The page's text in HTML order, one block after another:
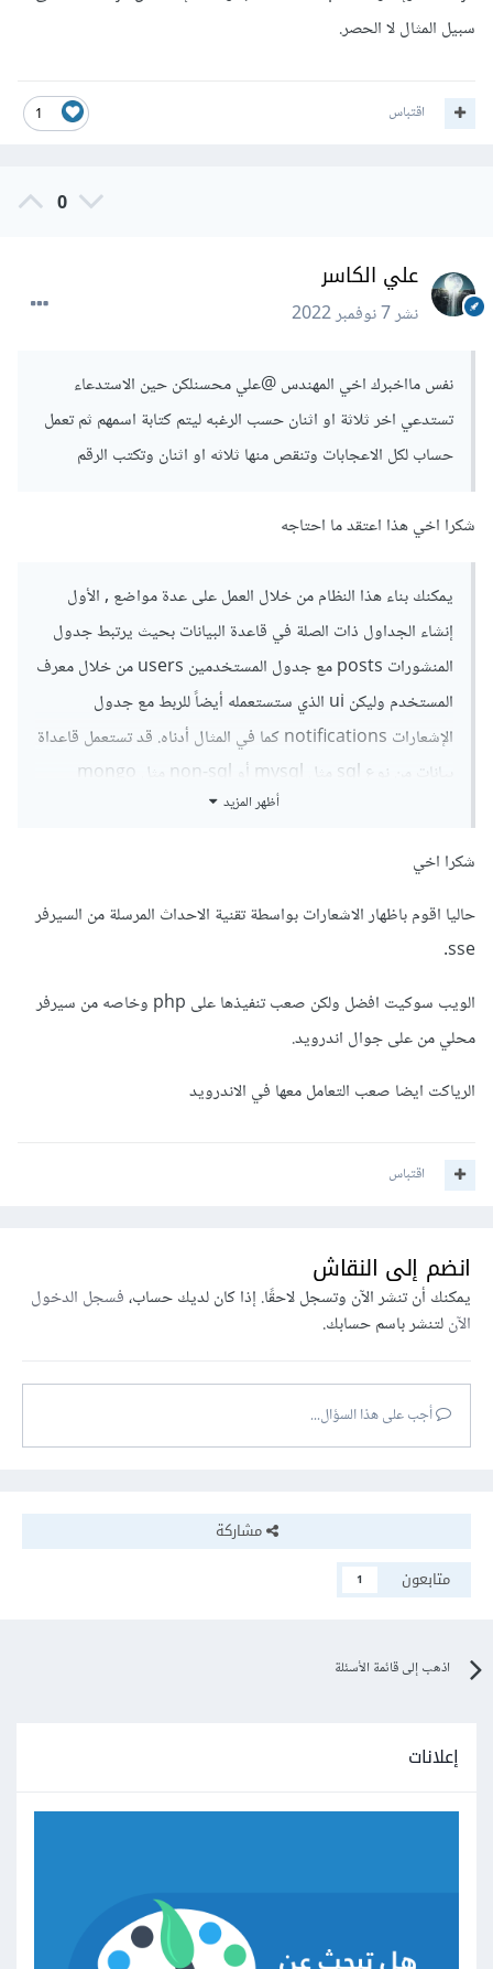
سبيل المثال لا الحصر.
1 اقتباس
0
علي الكاسر
نشر7 نوفمبر 2022
نفس مااخبرك اخي المهندس@علي محسنلكن حين الاستدعاء
تستدعي اخر ثلاثة او اثنان حسب الرغبه ليتم كتابة اسمهم ثم تعمل
حساب لكل الاعجابات وتنقص منها ثلاثه او اثنان وتكتب الرقم
شكرا اخي هذا اعتقد ما احتاجه
يمكنك بناء هذا النظام من خلال العمل على عدة مواضع , الأول
إنشاء الجداول ذات الصلة في قاعدة البيانات بحيث يرتبط جدول
المنشورات posts مع جدول المستخدمين users من خلال معرف
المستخدم وليكن ui الذي ستستعمله أيضاً للربط مع جدول
الإشعارات notifications كما في المثال أدناه. قد تستعمل قاعداة
بيانات من نوع sql مثل mysql أو non-sql مثل mongo
والمثال يعطيك لمحة عن المفهوم العام للربط.
	id
// معرف المستخدم
	firstname
	id
// معرف المستخدم صاحب العلاقة
أيضا قد تحتاج تقنية لدفع الإشعارات من الواجهة الخلفية
أظهر المزيد
شكرا اخي
حاليا اقوم باظهار الاشعارات بواسطة تقنية الاحداث المرسلة من السيرفر
sse.
الويب سوكيت افضل ولكن صعب تنفيذها على php وخاصه من سيرفر
محلي من على جوال اندرويد.
الرياكت ايضا صعب التعامل معها في الاندرويد
اقتباس
انضم إلى النقاش
يمكنك أن تنشر الآن وتسجل لاحقًا. إذا كان لديك حساب،فسجل الدخول
الآنلتنشر باسم حسابك.
أجب على هذا السؤال...
مشاركة
متابعون
1
اذهب إلى قائمة الأسئلة
إعلانات